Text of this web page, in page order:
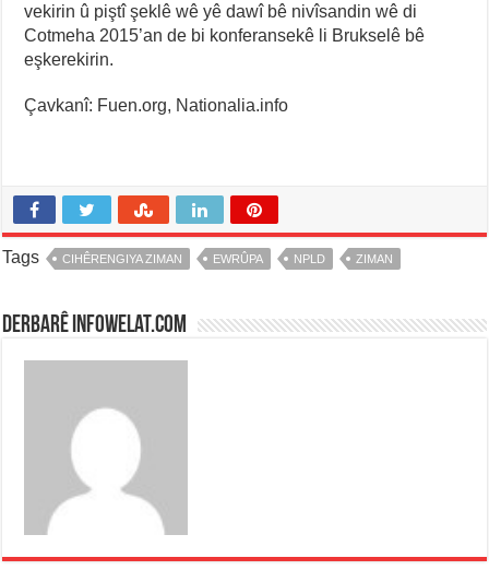
vekirin û piştî şeklê wê yê dawî bê nivîsandin wê di
Cotmeha 2015’an de bi konferansekê li Brukselê bê
eşkerekirin.
Çavkanî: Fuen.org, Nationalia.info
Tags CIHÊRENGIYA ZIMAN EWRÛPA NPLD ZIMAN
Derbarê infowelat.com